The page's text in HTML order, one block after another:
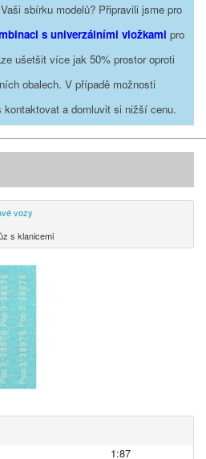
sbírku modelů? Připravili jsme pro
s univerzálními vložkami pro
ušetšit více jak 50% prostor oproti
obalech. V případě možnosti
kontaktovat a domluvit si nižší cenu.
vozy
s klanicemi
1:87